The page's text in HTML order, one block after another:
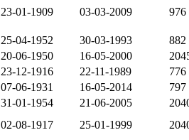
23-01-1909 03-03-2009 976
25-04-1952 30-03-1993
882
20-06-1950 16-05-2000
23-12-1916 22-11-1989
776
07-06-1931 16-05-2014
797
31-01-1954 21-06-2005
02-08-1917 25-01-1999